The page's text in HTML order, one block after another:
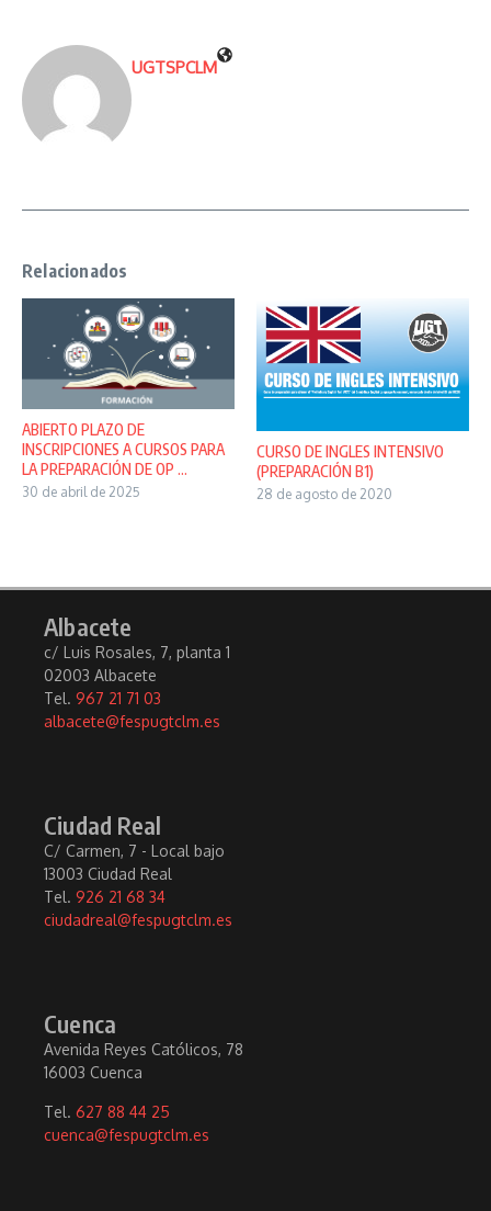
UGTSPCLM
Relacionados
ABIERTO PLAZO DE
INSCRIPCIONES A CURSOS PARA
LA PREPARACIÓN DE OP ...
30 de abril de 2025
CURSO DE INGLES INTENSIVO
(PREPARACIÓN B1)
28 de agosto de 2020
Albacete
c/ Luis Rosales, 7, planta 1
02003 Albacete
Tel. 967 21 71 03
albacete@fespugtclm.es
Ciudad Real
C/ Carmen, 7 - Local bajo
13003 Ciudad Real
Tel. 926 21 68 34
ciudadreal@fespugtclm.es
Cuenca
Avenida Reyes Católicos, 78
16003 Cuenca
Tel. 627 88 44 25
cuenca@fespugtclm.es